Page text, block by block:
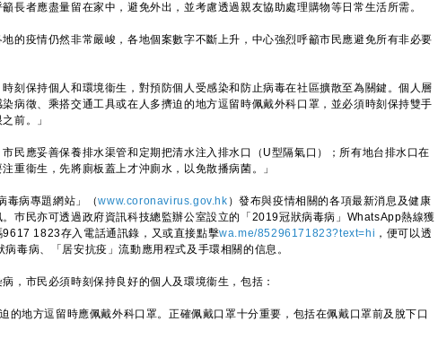
長者應盡量留在家中，避免外出，並考慮透過親友協助處理購物等日常生活所需。
疫情仍然非常嚴峻，各地個案數字不斷上升，中心強烈呼籲市民應避免所有非必要
保持個人和環境衞生，對預防個人受感染和防止病毒在社區擴散至為關鍵。個人層
病徵、乘搭交通工具或在人多擠迫的地方逗留時佩戴外科口罩，並必須時刻保持雙手
前。」
應妥善保養排水渠管和定期把清水注入排水口（U型隔氣口）；所有地台排水口在
重衞生，先將廁板蓋上才沖廁水，以免散播病菌。」
病專題網站」（www.coronavirus.gov.hk ）發布與疫情相關的各項最新消息及健康
巿民亦可透過政府資訊科技總監辦公室設立的「2019冠狀病毒病」WhatsApp熱線獲
1823存入電話通訊錄，又或直接點擊wa.me/85296171823?text=hi ，便可以透
毒病、「居安抗疫」流動應用程式及手環相關的信息。
市民必須時刻保持良好的個人及環境衞生，包括：
的地方逗留時應佩戴外科口罩。正確佩戴口罩十分重要，包括在佩戴口罩前及脫下口